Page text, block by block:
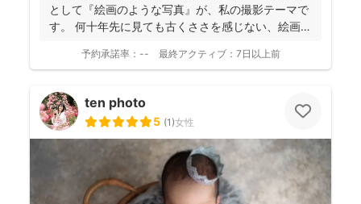
として『絵画のような写真』が、私の撮影テーマで
す。 何十年先に見ても古くささを感じない、絵画の
予約承諾率： -- 最終アクティブ： 7日以上前
ten photo
5 (1)女性